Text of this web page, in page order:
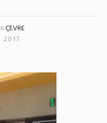
inÇEVRE